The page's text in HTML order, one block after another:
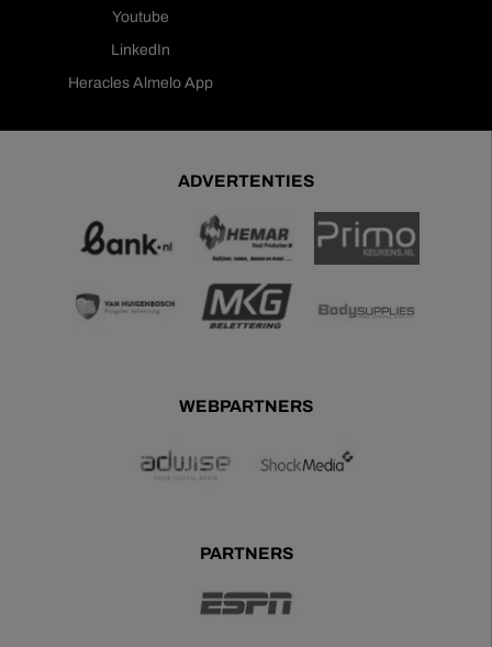
Youtube
LinkedIn
Heracles Almelo App
ADVERTENTIES
WEBPARTNERS
PARTNERS